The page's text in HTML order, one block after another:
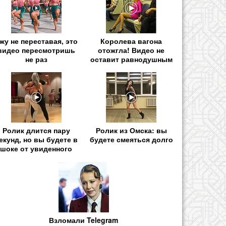
не переставая, это
пересмотришь
не раз
Королева вагона
отожгла! Видео не
оставит равнодушным
Ролик длится пару
но вы будете в
шоке от увиденного
Ролик из Омска: вы
будете смеяться долго
Взломали Telegram